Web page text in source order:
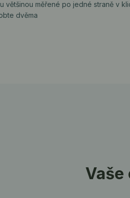
měřené po jedné straně v
dvěma
Vaše